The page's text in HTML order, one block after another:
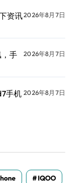
资讯2026年8月7日
手
2026年8月7日
手机 2026年8月7日
IQOO